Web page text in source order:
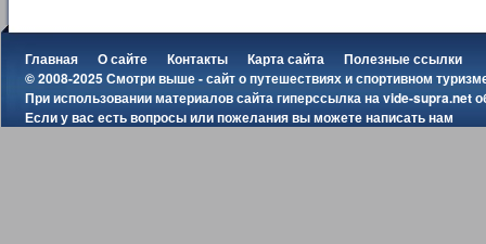
Главная О сайте Контакты Карта сайта
Полезные ссылки
© 2008-2025 Смотри выше - сайт о путешествиях и спортивном
При использовании материалов сайта гиперссылка наvide-supra.net
Если у вас есть вопросы или пожелания вы можетенаписать нам